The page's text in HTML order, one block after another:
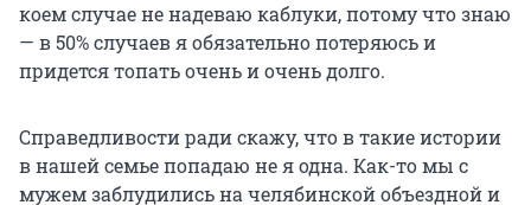
коем случае не надеваю каблуки, потому что знаю
— в 50% случаев я обязательно потеряюсь и
придется топать очень и очень долго.
Справедливости ради скажу, что в такие истории
в нашей семье попадаю не я одна. Как-то мы с
мужем заблудились на челябинской объездной и